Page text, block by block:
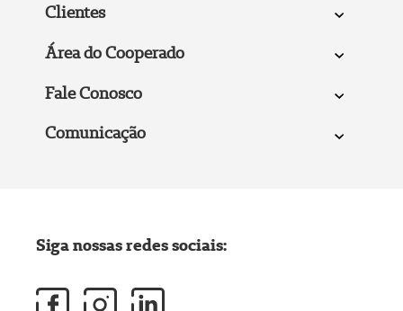
Clientes
Área do Cooperado
Fale Conosco
Comunicação
Siga nossas redes sociais: